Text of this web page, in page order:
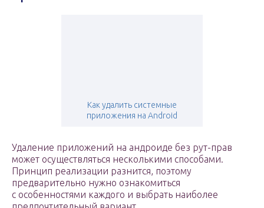
Как удалить системные
приложения на Android
Удаление приложений на андроиде без рут-прав
может осуществляться несколькими способами.
Принцип реализации разнится, поэтому
предварительно нужно ознакомиться
с особенностями каждого и выбрать наиболее